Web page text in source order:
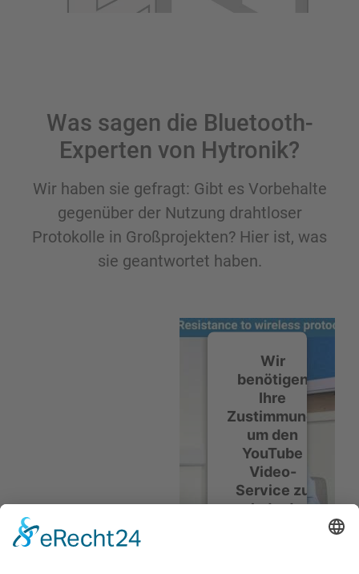
Was sagen die Bluetooth-
Experten von Hytronik?
Wir haben sie gefragt: Gibt es Vorbehalte
gegenüber der Nutzung drahtloser
Protokolle in Großprojekten? Hier ist, was
sie geantwortet haben.
Wir
benötigen
Ihre
Zustimmung,
um den
YouTube
Video-
Service zu
laden!